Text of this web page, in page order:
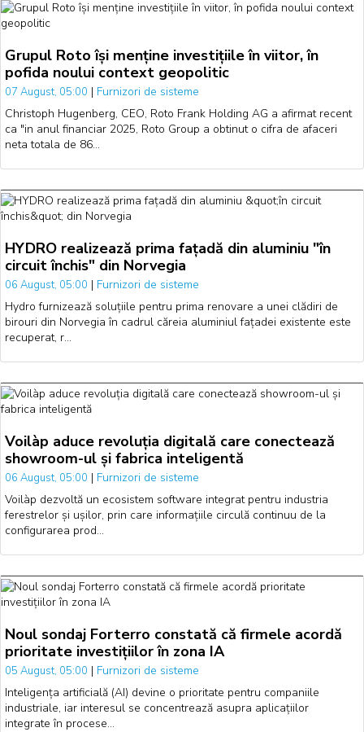
Grupul Roto își menține investițiile în viitor, în
pofida noului context geopolitic
07 August, 05:00 | Furnizori de sisteme
Christoph Hugenberg, CEO, Roto Frank Holding AG a afirmat recent
ca "in anul financiar 2025, Roto Group a obtinut o cifra de afaceri
neta totala de 86…
HYDRO realizează prima fațadă din aluminiu "în
circuit închis" din Norvegia
06 August, 05:00 | Furnizori de sisteme
Hydro furnizează soluțiile pentru prima renovare a unei clădiri de
birouri din Norvegia în cadrul căreia aluminiul fațadei existente este
recuperat, r…
Voilàp aduce revoluția digitală care conectează
showroom-ul și fabrica inteligentă
06 August, 05:00 | Furnizori de sisteme
Voilàp dezvoltă un ecosistem software integrat pentru industria
ferestrelor și ușilor, prin care informațiile circulă continuu de la
configurarea prod…
Noul sondaj Forterro constată că firmele acordă
prioritate investițiilor în zona IA
05 August, 05:00 | Furnizori de sisteme
Inteligența artificială (AI) devine o prioritate pentru companiile
industriale, iar interesul se concentrează asupra aplicațiilor
integrate în procese…